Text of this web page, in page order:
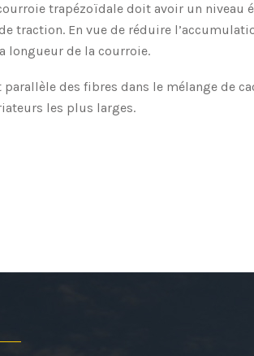
trapézoïdale doit avoir un
traction. En vue de réduire
longueur de la courroie.
parallèle des fibres dans le mélange de
les plus larges.